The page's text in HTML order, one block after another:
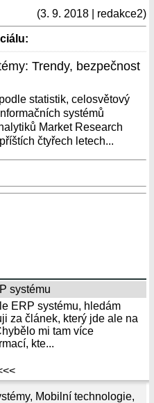
, Mobilní technologie,
(3. 9. 2018 | redakce2)
Trendy, bezpečnost
statistik, celosvětový
systémů
Market Research
čtyřech letech...
systému
ERP systému, hledám
za článek, který jde ale na
mi tam více
kte...